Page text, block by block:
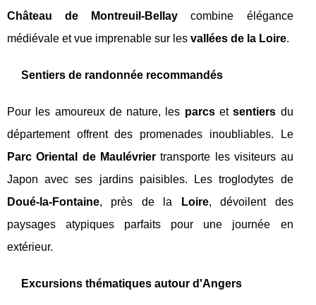
Château de Montreuil-Bellay combine élégance
médiévale et vue imprenable sur les vallées de la Loire.
Sentiers de randonnée recommandés
Pour les amoureux de nature, les parcsetsentiers du
département offrent des promenades inoubliables. Le
Parc Oriental de Maulévrier transporte les visiteurs au
Japon avec ses jardins paisibles. Les troglodytes de
Doué-la-Fontaine, près de la Loire, dévoilent des
paysages atypiques parfaits pour une journée en
extérieur.
Excursions thématiques autour d'Angers